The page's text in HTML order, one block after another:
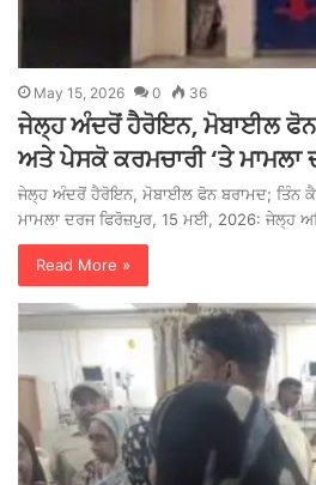
May 15, 2026 0 36
ਜੇਲ੍ਹ ਅੰਦਰੋਂ ਹੈਰੋਇਨ, ਮੋਬਾਈਲ
ਅਤੇ ਪੇਸਕੋ ਕਰਮਚਾਰੀ ‘ਤੇ ਮਾਮਲਾ
ਜੇਲ੍ਹ ਅੰਦਰੋਂ ਹੈਰੋਇਨ, ਮੋਬਾਈਲ ਫੋਨ ਬਰਾਮਦ; ਤਿੰਨ
ਮਾਮਲਾ ਦਰਜ ਫਿਰੋਜ਼ਪੁਰ, 15 ਮਈ, 2026: ਜੇਲ੍ਹ
Read More »